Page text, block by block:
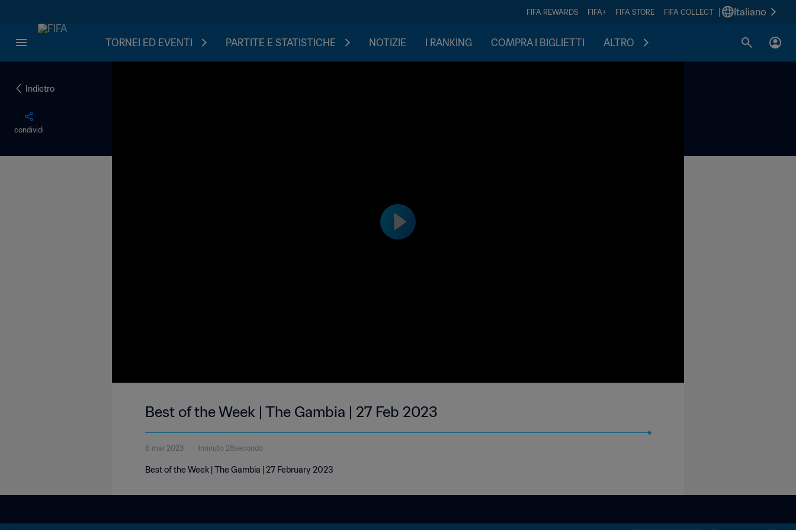
FIFA REWARDS FIFA+ FIFA STORE FIFA COLLECT Italiano
TORNEI ED EVENTI PARTITE E STATISTICHE NOTIZIE I RANKING COMPRA I BIGLIETTI ALTRO
Indietro
condividi
Best of the Week | The Gambia | 27 Feb 2023
6 mar 2023 1minuto 28secondo
Best of the Week | The Gambia | 27 February 2023